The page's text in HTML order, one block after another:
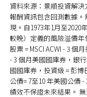
資料來源：景順投資解
報酬資訊包含回測數據
現。自1973年1月至2020
較晚）定義的風險溢價年
股票 = MSCI ACWI - 3 個
- 3 個月美國國庫券，銀
國國庫券，投資級 = 彭博
公債= 7至10 年美國公債
績效不保證未來結果。